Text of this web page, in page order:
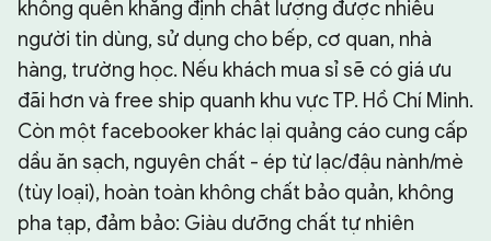
không quên khẳng định chất lượng được nhiều
người tin dùng, sử dụng cho bếp, cơ quan, nhà
hàng, trường học. Nếu khách mua sỉ sẽ có giá ưu
đãi hơn và free ship quanh khu vực TP. Hồ Chí Minh.
Còn một facebooker khác lại quảng cáo cung cấp
dầu ăn sạch, nguyên chất - ép từ lạc/đậu nành/mè
(tùy loại), hoàn toàn không chất bảo quản, không
pha tạp, đảm bảo: Giàu dưỡng chất tự nhiên